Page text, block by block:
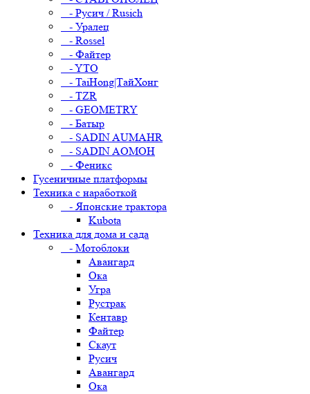
- Русич / Rusich
- Уралец
- Rossel
- Файтер
- YTO
- TaiHong|ТайХонг
- TZR
- GEOMETRY
- Батыр
- SADIN AUMAHR
- SADIN AOMOH
- Феникс
Гусеничные платформы
Техника с наработкой
- Японские трактора
Kubota
Техника для дома и сада
- Мотоблоки
Авангард
Ока
Угра
Рустрак
Кентавр
Файтер
Скаут
Русич
Авангард
Ока